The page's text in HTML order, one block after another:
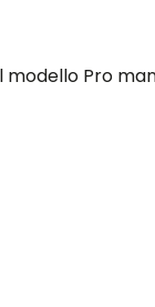
modello Pro